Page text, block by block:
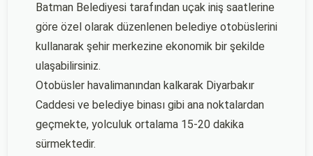
Batman Belediyesi tarafından uçak iniş saatlerine
göre özel olarak düzenlenen belediye otobüslerini
kullanarak şehir merkezine ekonomik bir şekilde
ulaşabilirsiniz.
Otobüsler havalimanından kalkarak Diyarbakır
Caddesi ve belediye binası gibi ana noktalardan
geçmekte, yolculuk ortalama 15-20 dakika
sürmektedir.